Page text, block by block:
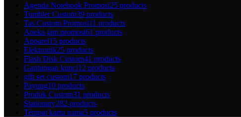
Agenda Notebook Promosi25 products
Tumbler Custom39 products
Tas Custom Promosi11 products
Aneka jam promosi61 products
Apparel15 products
Elektronik25 products
Flash Disk Custom41 products
Gantungan kunci12 products
gift set custom17 products
Payung10 products
Produk Custom31 products
Stationary282 products
Tempat kartu nama5 products